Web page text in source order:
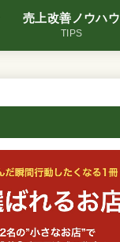
売上改善ノウハウ
TIPS